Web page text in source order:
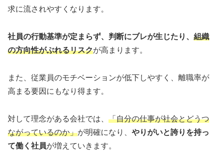
求に流されやすくなります。
社員の行動基準が定まらず、判断にブレが生じたり、 組織
の方向性がぶれるリスクが高まります。
また、従業員のモチベーションが低下しやすく、離職率が
高まる要因にもなり得ます。
対して理念がある会社では、 「自分の仕事が社会とどうつ
ながっているのか」が明確になり、 やりがいと誇りを持っ
て働く社員が増えていきます。